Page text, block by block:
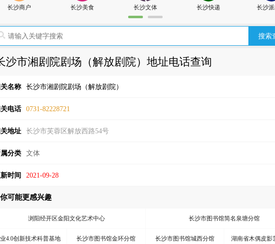
长沙商户 长沙美食 长沙文体 长沙快递 长沙
沙市湘剧院剧场（解放剧院）地址电话查询
名称 长沙市湘剧院剧场（解放剧院）
电话 0731-82228721
地址 长沙市芙蓉区解放西路54号
分类 文体
时间 2021-09-28
你可能更感兴趣
湖南省木偶皮影
长沙市图书馆城西分馆
长沙市图书馆金环分馆
4.0创新技术科普基地
长沙市图书馆简名泉塘分馆
浏阳经开区金阳文化艺术中心